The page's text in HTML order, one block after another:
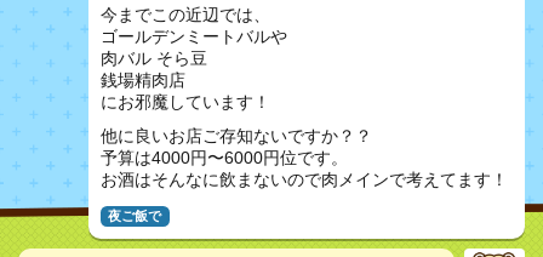
今までこの近辺では、
ゴールデンミートバルや
肉バル そら豆
銭場精肉店
にお邪魔しています！
他に良いお店ご存知ないですか？？
予算は4000円〜6000円位です。
お酒はそんなに飲まないので肉メインで考えてます！
夜ご飯で